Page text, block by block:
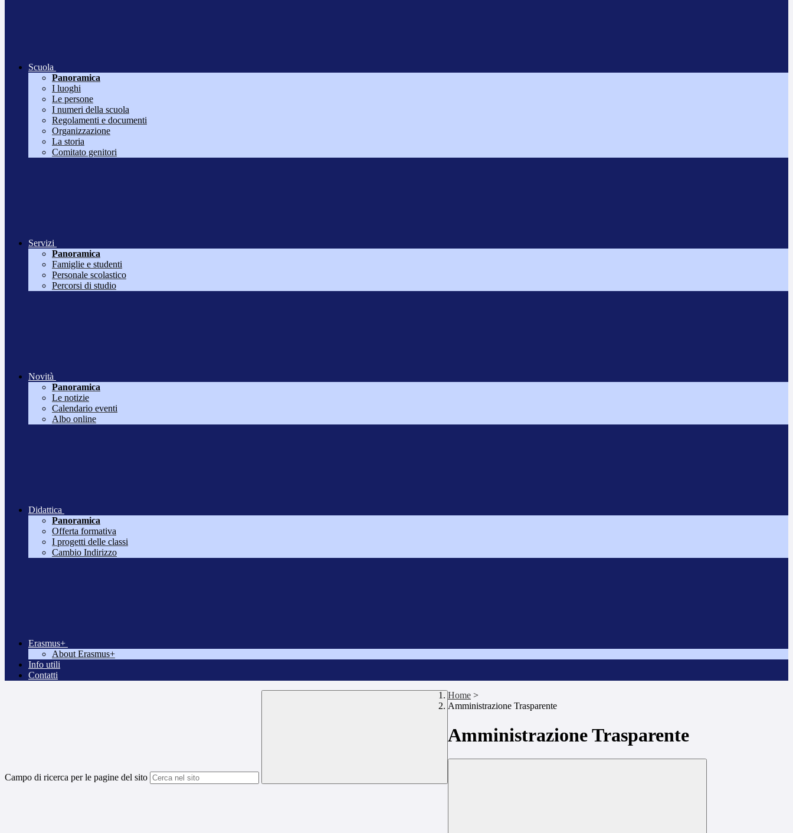
Scuola
Panoramica
I luoghi
Le persone
I numeri della scuola
Regolamenti e documenti
Organizzazione
La storia
Comitato genitori
Servizi
Panoramica
Famiglie e studenti
Personale scolastico
Percorsi di studio
Novità
Panoramica
Le notizie
Calendario eventi
Albo online
Didattica
Panoramica
Offerta formativa
I progetti delle classi
Cambio Indirizzo
Erasmus+
About Erasmus+
Info utili
Contatti
Campo di ricerca per le pagine del sito
Home >
Amministrazione Trasparente
Amministrazione Trasparente